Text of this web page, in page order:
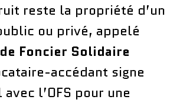
reste la propriété d’un
ou privé, appelé
Foncier Solidaire
accédant signe
l’OFS pour une